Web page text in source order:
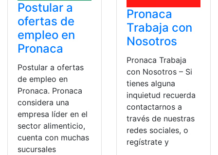
Postular a
ofertas de
empleo en
Pronaca
Postular a ofertas
de empleo en
Pronaca. Pronaca
considera una
empresa líder en el
sector alimenticio,
cuenta con muchas
sucursales
Pronaca
Trabaja con
Nosotros
Pronaca Trabaja
con Nosotros – Si
tienes alguna
inquietud recuerda
contactarnos a
través de nuestras
redes sociales, o
regístrate y